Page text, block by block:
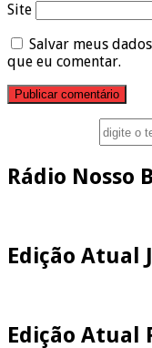
Site
Salvar meus
que eu comentar.
Rádio Nosso
Edição Atual
Edição Atual